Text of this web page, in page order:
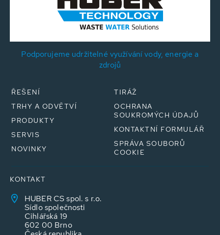
Podporujeme udržitelné využívání vody, energie a
zdrojů
ŘEŠENÍ
TRHY A ODVĚTVÍ
PRODUKTY
SERVIS
NOVINKY
TIRÁŽ
OCHRANA
SOUKROMÝCH ÚDAJŮ
KONTAKTNÍ FORMULÁŘ
SPRÁVA SOUBORŮ
COOKIE
KONTAKT
HUBER CS spol. s r.o.
Sídlo společnosti
Cihlářská 19
602 00 Brno